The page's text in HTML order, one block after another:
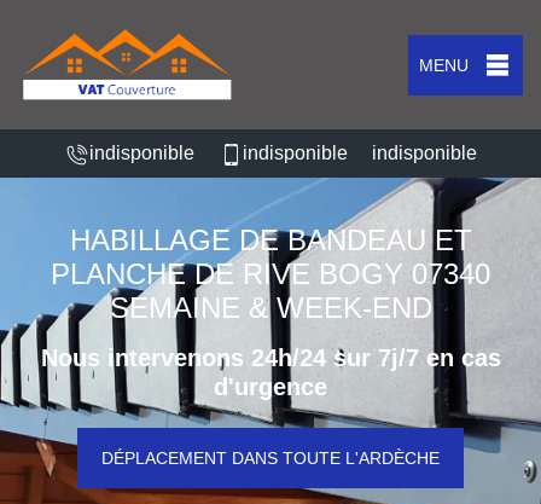
MENU
indisponible indisponible indisponible
HABILLAGE DE BANDEAU ET
PLANCHE DE RIVE BOGY 07340
SEMAINE & WEEK-END
Nous intervenons 24h/24 sur 7j/7 en cas
d'urgence
DÉPLACEMENT DANS TOUTE L'ARDÈCHE